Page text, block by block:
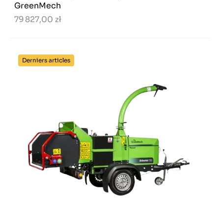
GreenMech
79 827,00 zł
Derniers articles